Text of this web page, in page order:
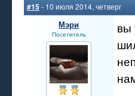
#15 - 10 июля 2014, четверг
Мэри
Посетитель
вы